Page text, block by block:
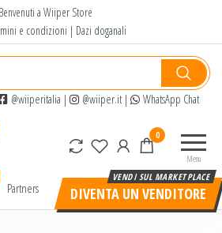
Benvenuti a Wiiper Store
e condizioni | Dazi doganali
@wiiperitalia | @wiiper.it| WhatsApp Chat
alta
Menu
0
Partners DIVENTA UN VENDITORE